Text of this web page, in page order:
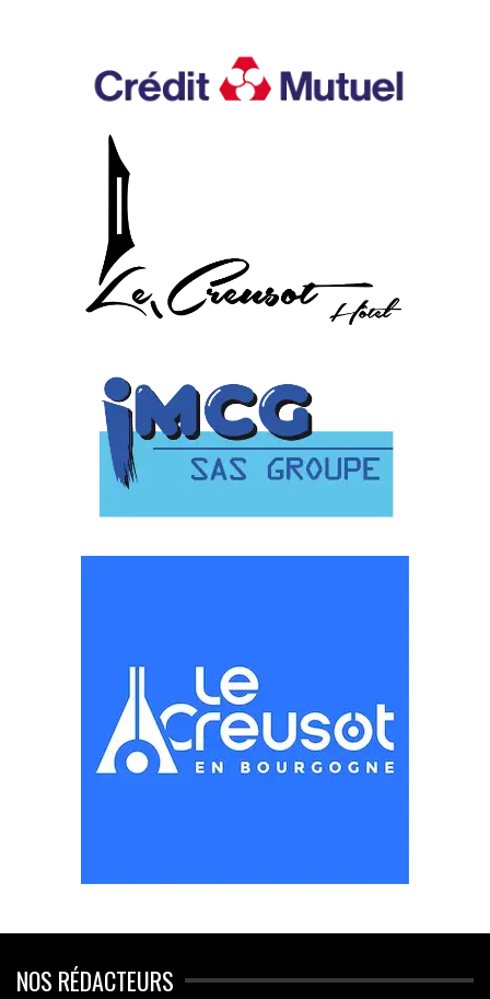
NOS RÉDACTEURS